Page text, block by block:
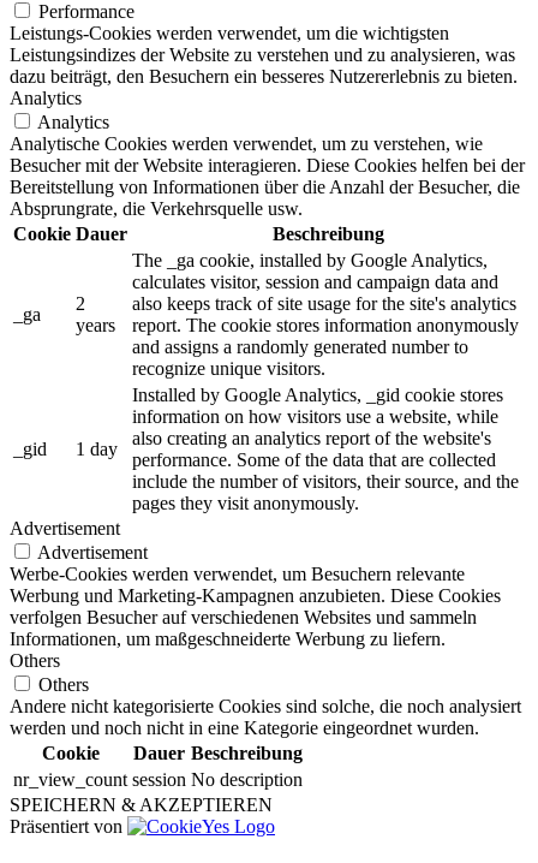
Performance
Leistungs-Cookies werden verwendet, um die wichtigsten
Leistungsindizes der Website zu verstehen und zu analysieren, was
dazu beiträgt, den Besuchern ein besseres Nutzererlebnis zu bieten.
Analytics
Analytics
Analytische Cookies werden verwendet, um zu verstehen, wie
Besucher mit der Website interagieren. Diese Cookies helfen bei der
Bereitstellung von Informationen über die Anzahl der Besucher, die
Absprungrate, die Verkehrsquelle usw.
Cookie Dauer Beschreibung
_ga
2
years
The _ga cookie, installed by Google Analytics,
calculates visitor, session and campaign data and
also keeps track of site usage for the site's analytics
report. The cookie stores information anonymously
and assigns a randomly generated number to
recognize unique visitors.
_gid 1 day
Installed by Google Analytics, _gid cookie stores
information on how visitors use a website, while
also creating an analytics report of the website's
performance. Some of the data that are collected
include the number of visitors, their source, and the
pages they visit anonymously.
Advertisement
Advertisement
Werbe-Cookies werden verwendet, um Besuchern relevante
Werbung und Marketing-Kampagnen anzubieten. Diese Cookies
verfolgen Besucher auf verschiedenen Websites und sammeln
Informationen, um maßgeschneiderte Werbung zu liefern.
Others
Others
Andere nicht kategorisierte Cookies sind solche, die noch analysiert
werden und noch nicht in eine Kategorie eingeordnet wurden.
Cookie
Dauer Beschreibung
nr_view_count session No description
SPEICHERN & AKZEPTIEREN
Präsentiert von